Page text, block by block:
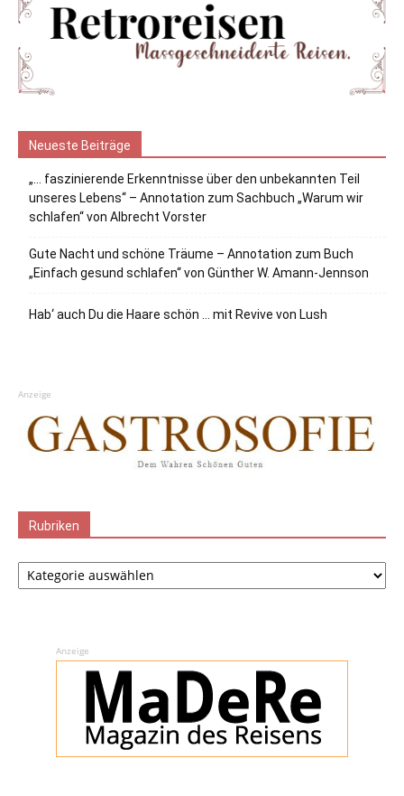
Neueste Beiträge
„… faszinierende Erkenntnisse über den unbekannten Teil
unseres Lebens“ – Annotation zum Sachbuch „Warum wir
schlafen“ von Albrecht Vorster
Gute Nacht und schöne Träume – Annotation zum Buch
„Einfach gesund schlafen“ von Günther W. Amann-Jennson
Hab‘ auch Du die Haare schön … mit Revive von Lush
Anzeige
Rubriken
Rubriken
Anzeige